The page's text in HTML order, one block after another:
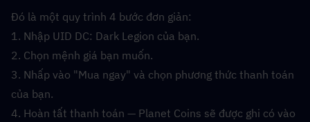
Đó là một quy trình 4 bước đơn giản:
1. Nhập UID DC: Dark Legion của bạn.
2. Chọn mệnh giá bạn muốn.
3. Nhấp vào "Mua ngay" và chọn phương thức thanh toán
của bạn.
4. Hoàn tất thanh toán — Planet Coins sẽ được ghi có vào